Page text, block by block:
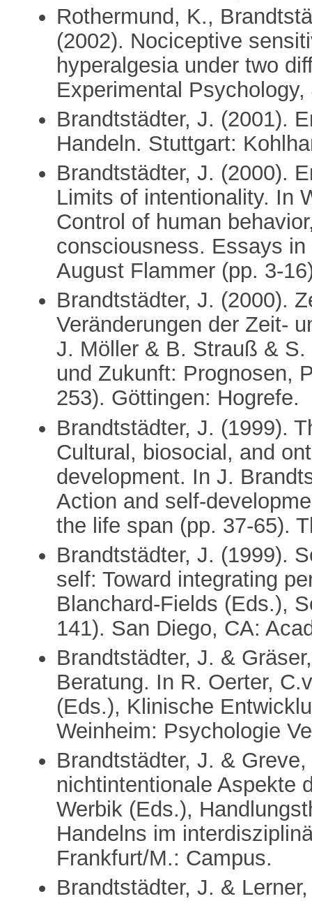
Rothermund, K.,
(2002). Nociceptive
hyperalgesia under two
Experimental
Brandtstädter, J. (2001).
Handeln. Stuttgart:
Brandtstädter, J. (2000).
Limits of intentionality. In
Control of human
consciousness. Essays
August Flammer (pp. 3-
Brandtstädter, J. (2000).
Veränderungen der Zeit-
J. Möller & B. Strauß &
und Zukunft: Prognosen,
253). Göttingen: Hogrefe.
Brandtstädter, J. (1999).
Cultural, biosocial, and
development. In J.
Action and self-
the life span (pp. 37-65).
Brandtstädter, J. (1999).
self: Toward integrating
Blanchard-Fields (Eds.),
141). San Diego, CA:
Brandtstädter, J. &
Beratung. In R. Oerter,
(Eds.), Klinische
Weinheim: Psychologie
Brandtstädter, J. &
nichtintentionale Aspekte
Werbik (Eds.),
Handelns im
Frankfurt/M.: Campus.
Brandtstädter, J. &